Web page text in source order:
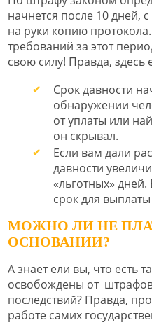
начнется после 10 дней,
на руки копию
требований за этот
свою силу! Правда, здесь
Срок давности
обнаружении
от уплаты или
он скрывал.
Если вам дали
давности
«льготных»
срок для
МОЖНО ЛИ НЕ
ОСНОВАНИИ?
А знает ели вы, что есть
освобождены от
последствий? Правда,
работе самих